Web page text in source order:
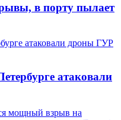
в порту пылает
атаковали